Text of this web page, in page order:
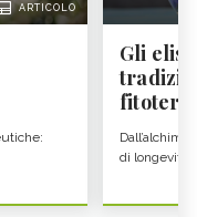
ARTICOLO
Gli
fitoter...
di longevità